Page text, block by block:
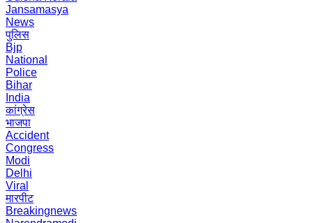
Jansamasya
News
पुलिस
Bjp
National
Police
Bihar
India
कांग्रेस
भाजपा
Accident
Congress
Modi
Delhi
Viral
मारपीट
Breakingnews